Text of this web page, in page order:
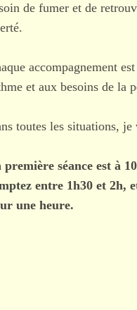
de fumer et de
accompagnement
et aux besoins de la
toutes les situations,
première séance est à
entre 1h30 et 2h,
une heure.